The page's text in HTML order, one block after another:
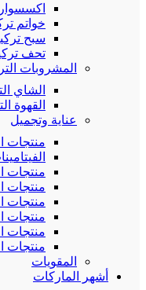
خواتم
سبح
تحف
المشروبات
الشاي
القهوة
عناية وتجميل
منتجات
منتجات
منتجات
منتجات
منتجات
منتجات
منتجات
المقويات
أشهر الماركات